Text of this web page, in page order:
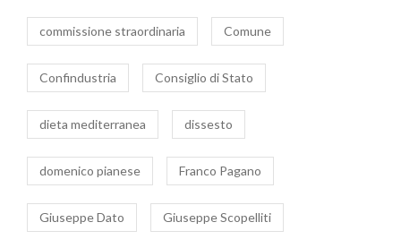
commissione straordinaria Comune
Confindustria Consiglio di Stato
dieta mediterranea dissesto
domenico pianese Franco Pagano
Giuseppe Dato Giuseppe Scopelliti